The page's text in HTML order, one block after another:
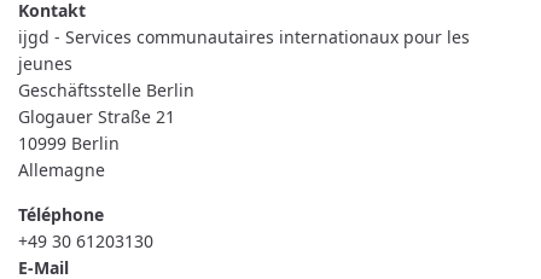
COMMUNAUTAIRES
INTERNATIONAUX
JEUNES
ijgd - Services communautaires internationaux pour les
jeunes
Geschäftsstelle Berlin
Glogauer Straße 21
10999 Berlin
Allemagne
Téléphone
+49 30 61203130
E-Mail